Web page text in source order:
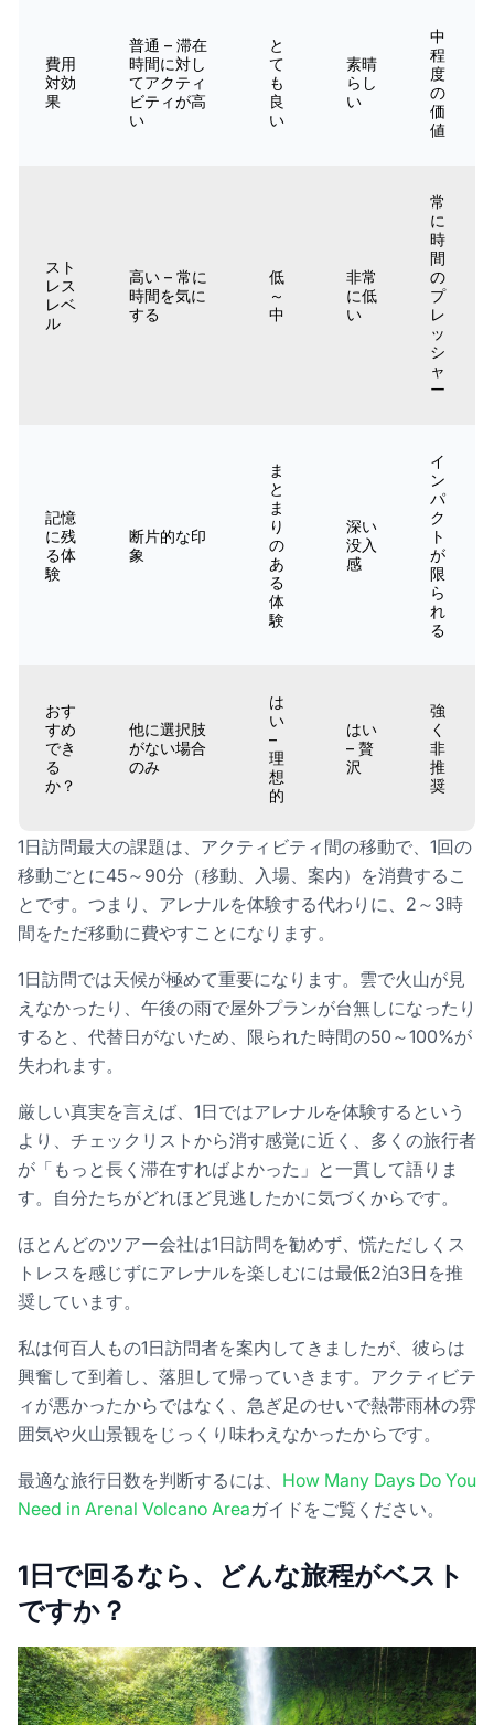
費用
対効
果
普通 – 滞在
時間に対し
てアクティ
ビティが高
い
と
て
も
良
い
素晴
らし
い
中
程
度
の
価
値
スト
レス
レベ
ル
高い – 常に
時間を気に
する
低
～
中
非常
に低
い
常
に
時
間
の
プ
レ
ッ
シ
ャ
ー
記憶
に残
る体
験
断片的な印
象
ま
と
ま
り
の
あ
る
体
験
深い
没入
感
イ
ン
パ
ク
ト
が
限
ら
れ
る
おす
すめ
でき
る
か？
他に選択肢
がない場合
のみ
は
い
–
理
想
的
はい
– 贅
沢
強
く
非
推
奨
1日訪問最大の課題は、アクティビティ間の移動で、1回の
移動ごとに45～90分（移動、入場、案内）を消費するこ
とです。つまり、アレナルを体験する代わりに、2～3時
間をただ移動に費やすことになります。
1日訪問では天候が極めて重要になります。雲で火山が見
えなかったり、午後の雨で屋外プランが台無しになったり
すると、代替日がないため、限られた時間の50～100%が
失われます。
厳しい真実を言えば、1日ではアレナルを体験するという
より、チェックリストから消す感覚に近く、多くの旅行者
が「もっと長く滞在すればよかった」と一貫して語りま
す。自分たちがどれほど見逃したかに気づくからです。
ほとんどのツアー会社は1日訪問を勧めず、慌ただしくス
トレスを感じずにアレナルを楽しむには最低2泊3日を推
奨しています。
私は何百人もの1日訪問者を案内してきましたが、彼らは
興奮して到着し、落胆して帰っていきます。アクティビテ
ィが悪かったからではなく、急ぎ足のせいで熱帯雨林の雰
囲気や火山景観をじっくり味わえなかったからです。
最適な旅行日数を判断するには、 How Many Days Do You
Need in Arenal Volcano Areaガイドをご覧ください。
1日で回るなら、どんな旅程がベスト
ですか？